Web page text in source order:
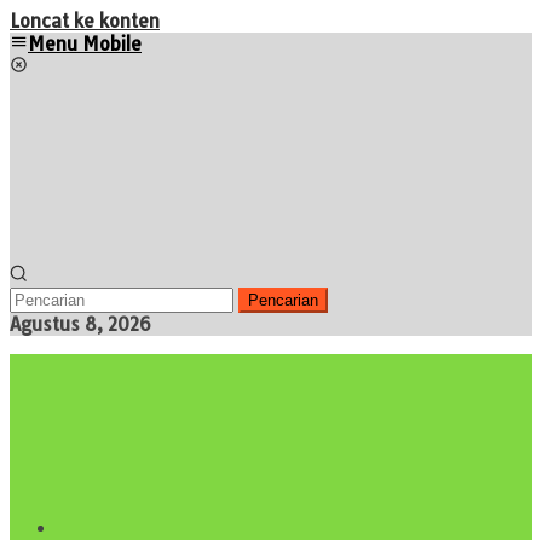
Loncat ke konten
Menu Mobile
Pencarian
Agustus 8, 2026